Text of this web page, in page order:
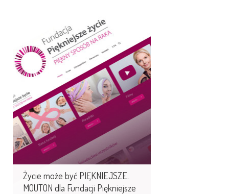
Życie może być PIĘKNIEJSZE.
MOUTON dla Fundacji Piękniejsze
Życie może być
PIĘKNIEJSZE. MOUTON dla
Fundacji Piękniejsze ...
Program „Piękniejsze życie” pomaga
kobietom, które przechodzą leczenie
onkologiczne. Program powstał
w Stanach ...